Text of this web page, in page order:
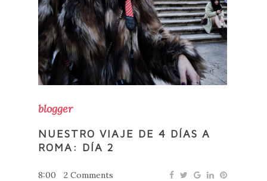
blogger
NUESTRO VIAJE DE 4 DÍAS A
ROMA: DÍA 2
8:00 2 Comments